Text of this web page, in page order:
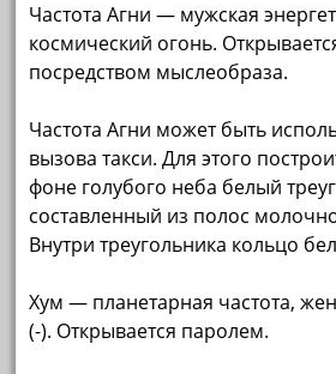
Частота Агни — мужская
космический огонь.
посредством мыслеобраза.
Частота Агни может быть
вызова такси. Для этого
фоне голубого неба белый
составленный из полос
Внутри треугольника кольцо
Хум — планетарная частота,
(-). Открывается паролем.